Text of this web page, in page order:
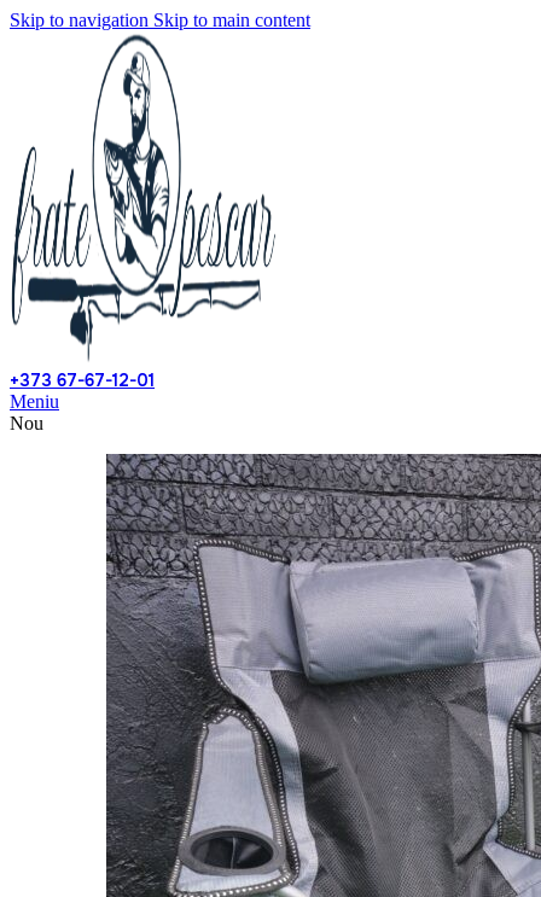
Skip to navigation Skip to main content
+373 67-67-12-01
Meniu
Nou